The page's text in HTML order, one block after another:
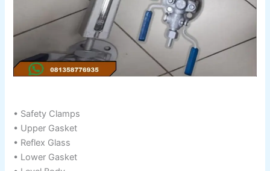
• Safety Clamps
• Upper Gasket
• Reflex Glass
• Lower Gasket